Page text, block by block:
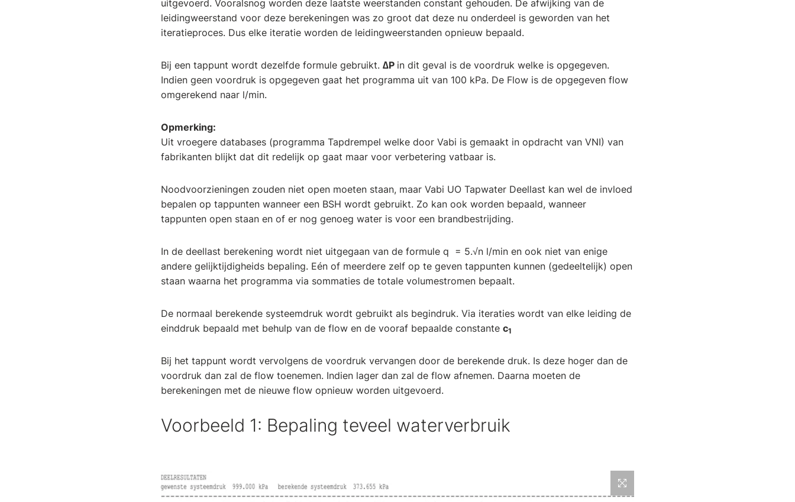
uitgevoerd. Vooralsnog worden deze laatste weerstanden constant gehouden. De afwijking van de
leidingweerstand voor deze berekeningen was zo groot dat deze nu onderdeel is geworden van het
iteratieproces. Dus elke iteratie worden de leidingweerstanden opnieuw bepaald.
Bij een tappunt wordt dezelfde formule gebruikt. ∆P in dit geval is de voordruk welke is opgegeven.
Indien geen voordruk is opgegeven gaat het programma uit van 100 kPa. De Flow is de opgegeven flow
omgerekend naar l/min.
Opmerking:
Uit vroegere databases (programma Tapdrempel welke door Vabi is gemaakt in opdracht van VNI) van
fabrikanten blijkt dat dit redelijk op gaat maar voor verbetering vatbaar is.
Noodvoorzieningen zouden niet open moeten staan, maar Vabi UO Tapwater Deellast kan wel de invloed
bepalen op tappunten wanneer een BSH wordt gebruikt. Zo kan ook worden bepaald, wanneer
tappunten open staan en of er nog genoeg water is voor een brandbestrijding.
In de deellast berekening wordt niet uitgegaan van de formule q = 5.√n l/min en ook niet van enige
andere gelijktijdigheids bepaling. Eén of meerdere zelf op te geven tappunten kunnen (gedeeltelijk) open
staan waarna het programma via sommaties de totale volumestromen bepaalt.
De normaal berekende systeemdruk wordt gebruikt als begindruk. Via iteraties wordt van elke leiding de
einddruk bepaald met behulp van de flow en de vooraf bepaalde constante c1
Bij het tappunt wordt vervolgens de voordruk vervangen door de berekende druk. Is deze hoger dan de
voordruk dan zal de flow toenemen. Indien lager dan zal de flow afnemen. Daarna moeten de
berekeningen met de nieuwe flow opnieuw worden uitgevoerd.
Voorbeeld 1: Bepaling teveel waterverbruik